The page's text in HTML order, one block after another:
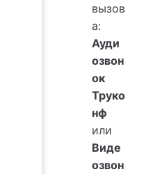
вызов
а:
Ауди
озвон
ок
Труко
нф
или
Виде
озвон